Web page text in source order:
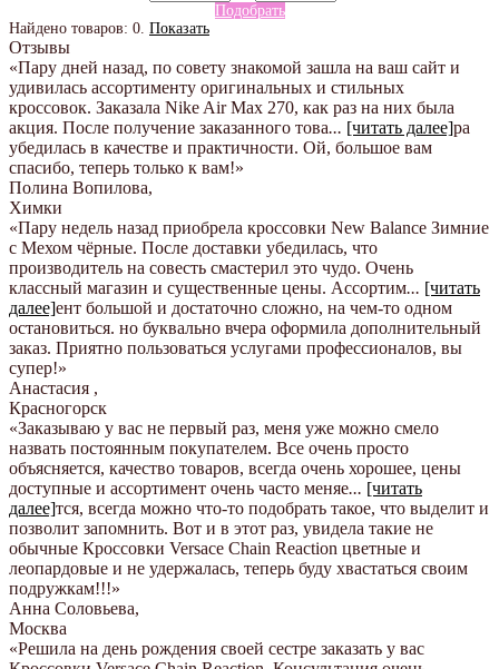
Подобрать
Найдено товаров: 0 Показать
Отзывы
«Пару дней назад, по совету знакомой зашла на ваш сайт и
удивилась ассортименту оригинальных и стильных
кроссовок. Заказала Nike Air Max 270, как раз на них была
акция. После получение заказанного това... [читать далее]ра
убедилась в качестве и практичности. Ой, большое вам
спасибо, теперь только к вам!»
Полина Вопилова,
Химки
«Пару недель назад приобрела кроссовки New Balance Зимние
с Мехом чёрные. После доставки убедилась, что
производитель на совесть смастерил это чудо. Очень
классный магазин и существенные цены. Ассортим... [читать
далее]ент большой и достаточно сложно, на чем-то одном
остановиться. но буквально вчера оформила дополнительный
заказ. Приятно пользоваться услугами профессионалов, вы
супер!»
Анастасия ,
Красногорск
«Заказываю у вас не первый раз, меня уже можно смело
назвать постоянным покупателем. Все очень просто
объясняется, качество товаров, всегда очень хорошее, цены
доступные и ассортимент очень часто меняе... [читать
далее]тся, всегда можно что-то подобрать такое, что выделит и
позволит запомнить. Вот и в этот раз, увидела такие не
обычные Кроссовки Versace Chain Reaction цветные и
леопардовые и не удержалась, теперь буду хвастаться своим
подружкам!!!»
Анна Соловьева,
Москва
«Решила на день рождения своей сестре заказать у вас